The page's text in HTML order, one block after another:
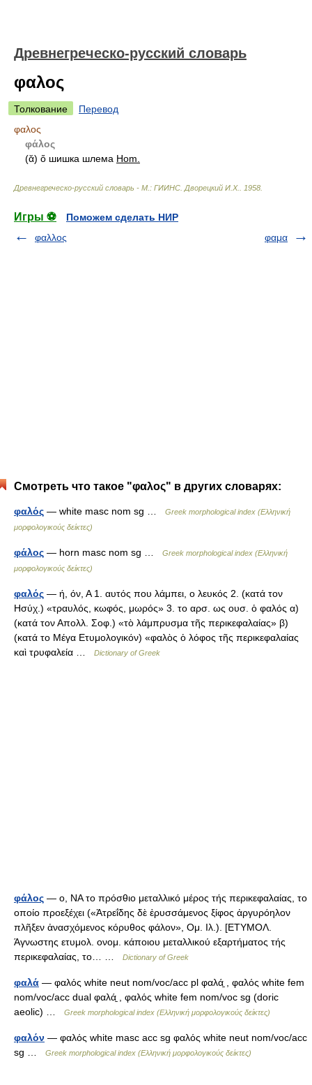
Древнегреческо-русский словарь
φαλος
Толкование
Перевод
φαλος
φάλος
(ᾰ) ὅ шишка шлема Hom.
Древнегреческо-русский словарь - М.: ГИИНС Дворецкий И.Х. 1958
Игры ⚽
Поможем сделать НИР
φαλλος
φαμα
Смотреть что такое "φαλος" в других словарях:
φαλός — white masc nom sg …
Greek morphological index (Ελληνική
μορφολογικούς δείκτες)
φάλος — horn masc nom sg …
Greek morphological index (Ελληνική
μορφολογικούς δείκτες)
φαλός — ή, όν, Α 1. αυτός που λάμπει, ο λευκός 2. (κατά τον
Ησύχ.) «τραυλός, κωφός, μωρός» 3. το αρσ. ως ουσ. ὁ φαλός α)
(κατά τον Απολλ. Σοφ.) «τὸ λάμπρυσμα τῆς περικεφαλαίας» β)
(κατά το Μέγα Ετυμολογικόν) «φαλὸς ὁ λόφος τῆς περικεφαλαίας
καὶ τρυφαλεία …
Dictionary of Greek
φάλος — ο, ΝΑ το πρόσθιο μεταλλικό μέρος τής περικεφαλαίας, το
οποίο προεξέχει («Ἀτρεΐδης δὲ ἐρυσσάμενος ξίφος ἀργυρόηλον
πλῆξεν ἀνασχόμενος κόρυθος φάλον», Ομ. Ιλ.). [ΕΤΥΜΟΛ.
Άγνωστης ετυμολ. ονομ. κάποιου μεταλλικού εξαρτήματος τής
περικεφαλαίας, το… …
Dictionary of Greek
φαλά — φαλός white neut nom/voc/acc pl φαλά̱ , φαλός white fem
nom/voc/acc dual φαλά̱ , φαλός white fem nom/voc sg (doric
aeolic) …
Greek morphological index (Ελληνική μορφολογικούς δείκτες)
φαλόν — φαλός white masc acc sg φαλός white neut nom/voc/acc
sg …
Greek morphological index (Ελληνική μορφολογικούς δείκτες)